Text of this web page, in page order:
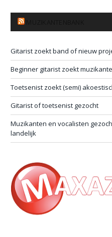
Gitarist zoekt band of nieuw
Beginner gitarist zoekt
Toetsenist zoekt (semi)
Gitarist of toetsenist gezocht
Muzikanten en vocalisten
landelijk